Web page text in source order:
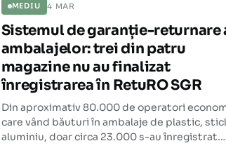
MEDIU 4 MAR
Sistemul de garanție-returnare
ambalajelor: trei din patru
magazine nu au finalizat
înregistrarea în RetuRO SGR
Din aproximativ 80.000 de operatori
care vând băuturi în ambalaje de plastic,
aluminiu, doar circa 23.000 s-au înregistrat